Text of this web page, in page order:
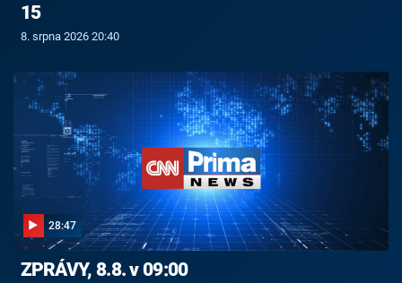
15
8. srpna 2026 20:40
28:47
ZPRÁVY, 8.8. v 09:00